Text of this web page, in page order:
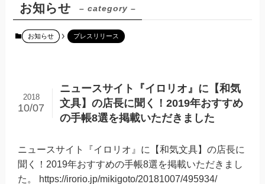
お知らせ – category –
お知らせ プレスリリース
ニュースサイト『イロリオ』に【和気
文具】の店長に聞く！2019年おすすめ
の手帳8選を掲載いただきました
2018
10/07
ニュースサイト『イロリオ』に【和気文具】の店長に
聞く！2019年おすすめの手帳8選を掲載いただきまし
た。 https://irorio.jp/mikigoto/20181007/495934/